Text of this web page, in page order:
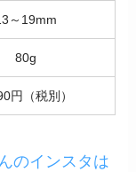
～19mm
80g
円（税別）
のインスタは